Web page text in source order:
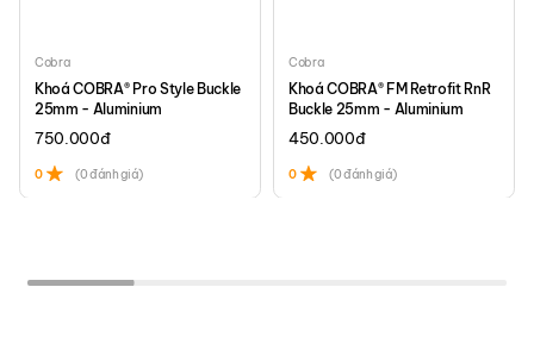
Chất liệu bên ngoài:
chính hãng, made in USA. Đặc
tính chất liệu siêu bền và nhẹ, chịu mài mòn cực tốt.
Cobra
Khoá COBRA® Pro Style Buckle
25mm - Aluminium
750.000đ
0 (0 đánh giá)
Cobra
Khoá COBRA® FM Retrofit RnR
Buckle 25mm - Aluminium
450.000đ
0 (0 đánh giá)